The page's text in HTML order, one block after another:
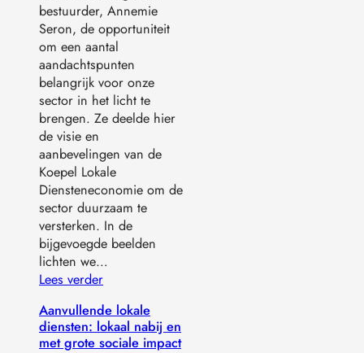
bestuurder, Annemie
Seron, de opportuniteit
om een aantal
aandachtspunten
belangrijk voor onze
sector in het licht te
brengen. Ze deelde hier
de visie en
aanbevelingen van de
Koepel Lokale
Diensteneconomie om de
sector duurzaam te
versterken. In de
bijgevoegde beelden
lichten we…
Lees verder
Aanvullende lokale
diensten: lokaal nabij en
met grote sociale impact